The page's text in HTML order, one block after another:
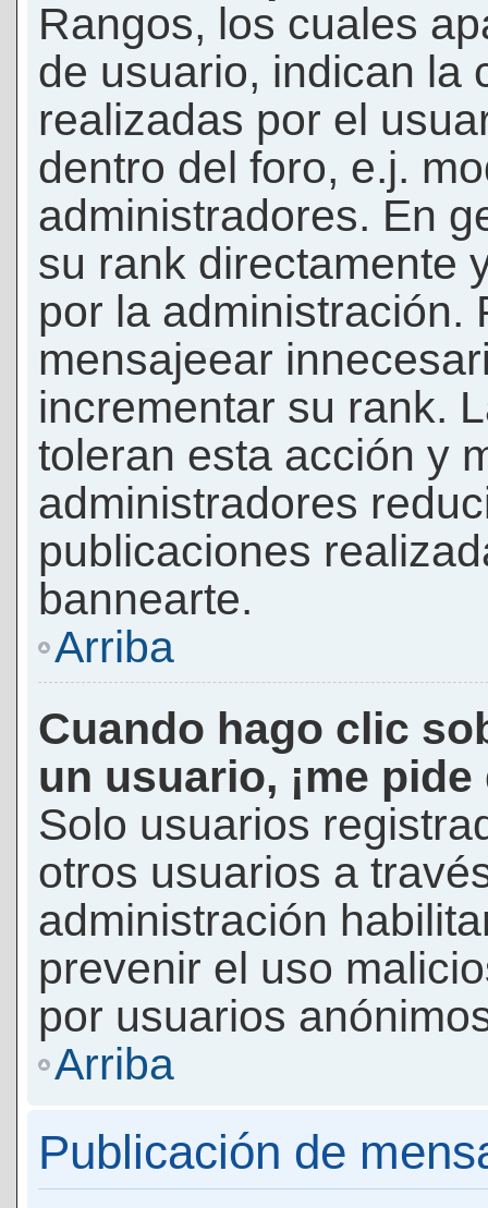
Rangos, los cuales
de usuario, indican la
realizadas por el
dentro del foro, e.j.
administradores. En
su rank directamente
por la administración.
mensajeear
incrementar su rank.
toleran esta acción y
administradores
publicaciones
bannearte.
Arriba
Cuando hago clic
un usuario, ¡me
Solo usuarios
otros usuarios a
administración
prevenir el uso
por usuarios
Arriba
Publicación de